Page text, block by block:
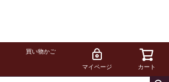
買い物かご
マイページ カート